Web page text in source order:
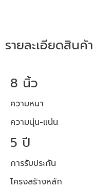
รายละเอียดสินค้า
8 นิ้ว
ความหนา
ความนุ่น-แน่น
5 ปี
การรับประกัน
โครงสร้างหลัก​